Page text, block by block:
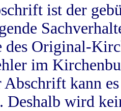
ist der
Original-
im
kann
Deshalb wird